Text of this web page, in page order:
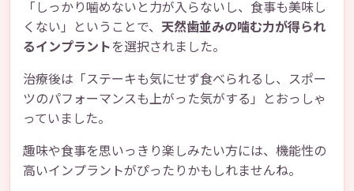
「しっかり噛めないと力が入らないし、食事も美味し
くない」ということで、 天然歯並みの噛む力が得られ
るインプラントを選択されました。
治療後は「ステーキも気にせず食べられるし、スポー
ツのパフォーマンスも上がった気がする」とおっしゃ
っていました。
趣味や食事を思いっきり楽しみたい方には、機能性の
高いインプラントがぴったりかもしれませんね。